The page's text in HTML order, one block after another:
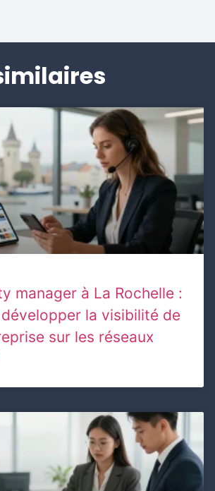
manager à La Rochelle :
la visibilité de
sur les réseaux